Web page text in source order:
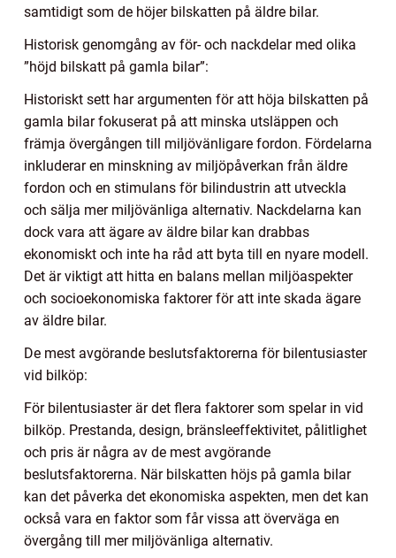
samtidigt som de höjer bilskatten på äldre bilar.
Historisk genomgång av för- och nackdelar med olika
”höjd bilskatt på gamla bilar”:
Historiskt sett har argumenten för att höja bilskatten på
gamla bilar fokuserat på att minska utsläppen och
främja övergången till miljövänligare fordon. Fördelarna
inkluderar en minskning av miljöpåverkan från äldre
fordon och en stimulans för bilindustrin att utveckla
och sälja mer miljövänliga alternativ. Nackdelarna kan
dock vara att ägare av äldre bilar kan drabbas
ekonomiskt och inte ha råd att byta till en nyare modell.
Det är viktigt att hitta en balans mellan miljöaspekter
och socioekonomiska faktorer för att inte skada ägare
av äldre bilar.
De mest avgörande beslutsfaktorerna för bilentusiaster
vid bilköp:
För bilentusiaster är det flera faktorer som spelar in vid
bilköp. Prestanda, design, bränsleeffektivitet, pålitlighet
och pris är några av de mest avgörande
beslutsfaktorerna. När bilskatten höjs på gamla bilar
kan det påverka det ekonomiska aspekten, men det kan
också vara en faktor som får vissa att överväga en
övergång till mer miljövänliga alternativ.